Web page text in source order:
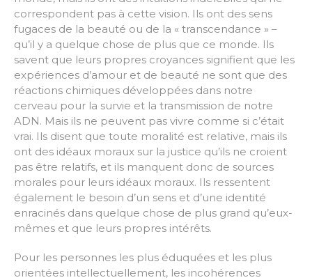
correspondent pas à cette vision. Ils ont des sens
fugaces de la beauté ou de la « transcendance » –
qu’il y a quelque chose de plus que ce monde. Ils
savent que leurs propres croyances signifient que les
expériences d’amour et de beauté ne sont que des
réactions chimiques développées dans notre
cerveau pour la survie et la transmission de notre
ADN. Mais ils ne peuvent pas vivre comme si c’était
vrai. Ils disent que toute moralité est relative, mais ils
ont des idéaux moraux sur la justice qu’ils ne croient
pas être relatifs, et ils manquent donc de sources
morales pour leurs idéaux moraux. Ils ressentent
également le besoin d’un sens et d’une identité
enracinés dans quelque chose de plus grand qu’eux-
mêmes et que leurs propres intérêts.
Pour les personnes les plus éduquées et les plus
orientées intellectuellement, les incohérences